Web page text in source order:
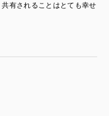
有されることはとても幸せ